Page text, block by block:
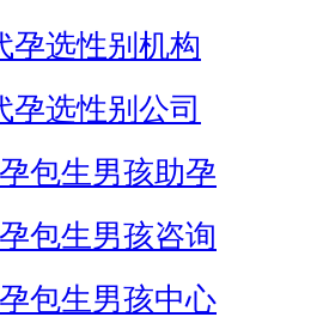
孕选性别机构
孕选性别公司
包生男孩助孕
包生男孩咨询
包生男孩中心